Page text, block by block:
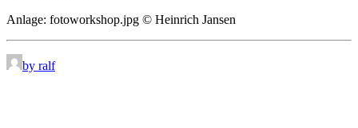
Anlage: fotoworkshop.jpg © Heinrich Jansen
by ralf